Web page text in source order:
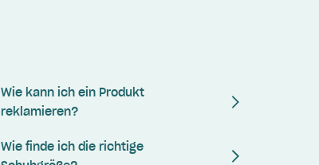
Wie kann ich ein Produkt
reklamieren?
Wie finde ich die richtige